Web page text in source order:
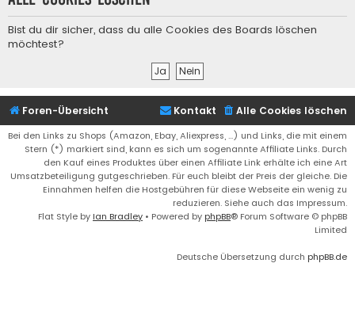
h
Bist du dir sicher, dass du alle Cookies des Boards löschen
möchtest?
Foren-Übersicht Alle Cookies löschen
Kontakt
Bei den Links zu Shops (Amazon, Ebay, Aliexpress, ...) und Links, die mit einem
Stern (*) markiert sind, kann es sich um sogenannte Affiliate Links. Durch
den Kauf eines Produktes über einen Affiliate Link erhälte ich eine Art
Umsatzbeteiligung gutgeschrieben. Für euch bleibt der Preis der gleiche. Die
Einnahmen helfen die Hostgebühren für diese Webseite ein wenig zu
reduzieren. Siehe auch das Impressum.
Flat Style by Ian Bradley • Powered by phpBB® Forum Software © phpBB
Limited
Deutsche Übersetzung durch phpBB.de